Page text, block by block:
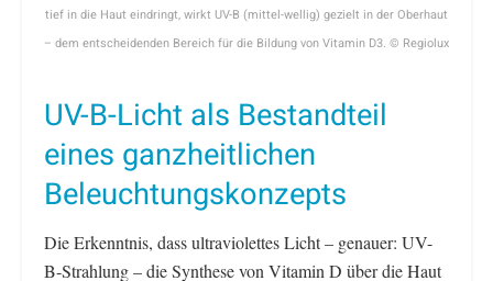
tief in die Haut eindringt, wirkt UV-B (mittel-wellig) gezielt in der Oberhaut
– dem entscheidenden Bereich für die Bildung von Vitamin D3. © Regiolux
UV-B-Licht als Bestandteil
eines ganzheitlichen
Beleuchtungskonzepts
Die Erkenntnis, dass ultraviolettes Licht – genauer: UV-
B-Strahlung – die Synthese von Vitamin D über die Haut